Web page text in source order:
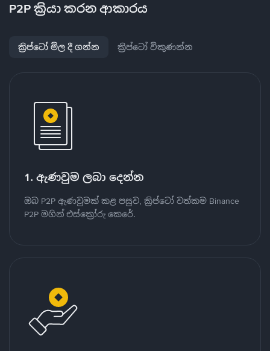
P2P ක්‍රියා කරන ආකාරය
ක්‍රිප්ටෝ මිල දී ගන්න ක්‍රිප්ටෝ විකුණන්න
1. ඇණවුම ලබා දෙන්න
ඔබ P2P ඇණවුමක් කළ පසුව, ක්‍රිප්ටෝ වත්කම Binance
P2P මගින් එස්ක්‍රෝරු කෙරේ.